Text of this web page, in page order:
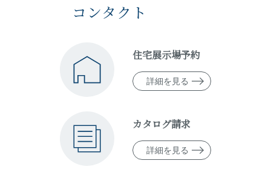
コンタクト
住宅展示場予約
詳細を見る
カタログ請求
詳細を見る